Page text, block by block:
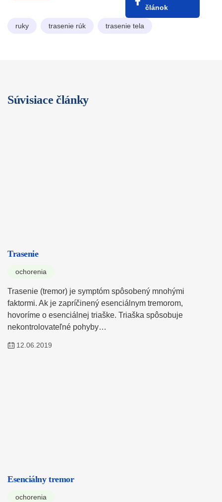
článok
ruky trasenie rúk trasenie tela
Súvisiace články
Trasenie
ochorenia
Trasenie (tremor) je symptóm spôsobený mnohými
faktormi. Ak je zapríčinený esenciálnym tremorom,
hovoríme o esenciálnej triaške. Triaška spôsobuje
nekontrolovateľné pohyby…
12.06.2019
Esenciálny tremor
ochorenia